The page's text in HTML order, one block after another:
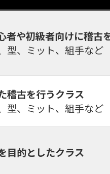
者や初級者向けに稽古
型、ミット、組手など
稽古を行うクラス
型、ミット、組手など
目的としたクラス